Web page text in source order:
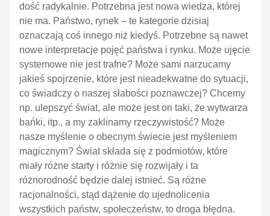
dość radykalnie. Potrzebna jest nowa wiedza, której
nie ma. Państwo, rynek – te kategorie dzisiaj
oznaczają coś innego niż kiedyś. Potrzebne są nawet
nowe interpretacje pojęć państwa i rynku. Może ujęcie
systemowe nie jest trafne? Może sami narzucamy
jakieś spojrzenie, które jest nieadekwatne do sytuacji,
co świadczy o naszej słabości poznawczej? Chcemy
np. ulepszyć świat, ale może jest on taki, że wytwarza
bańki, itp., a my zaklinamy rzeczywistość? Może
nasze myślenie o obecnym świecie jest myśleniem
magicznym? Świat składa się z podmiotów, które
miały różne starty i różnie się rozwijały i ta
różnorodność będzie dalej istnieć. Są różne
racjonalności, stąd dążenie do ujednolicenia
wszystkich państw, społeczeństw, to droga błędna.